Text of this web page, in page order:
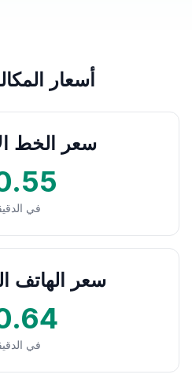
أسعار
سعر الخط
في
سعر الهاتف
في